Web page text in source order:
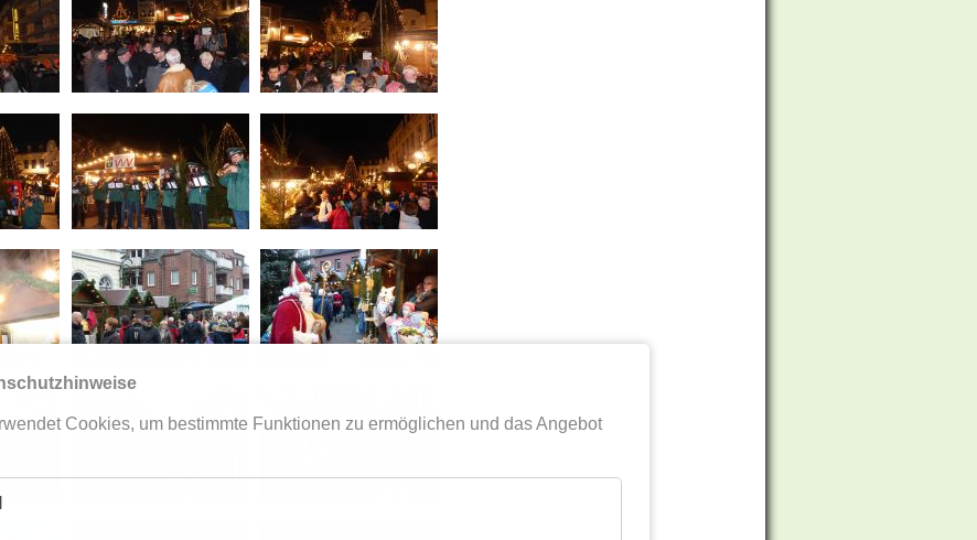
Cookies, um bestimmte Funktionen zu ermöglichen und das Angebot